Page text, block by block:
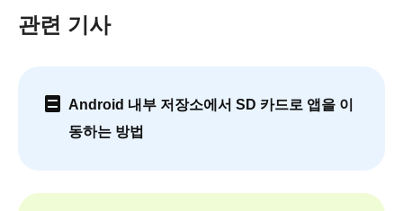
관련 기사
Android 내부 저장소에서 SD 카드로 앱을 이
동하는 방법